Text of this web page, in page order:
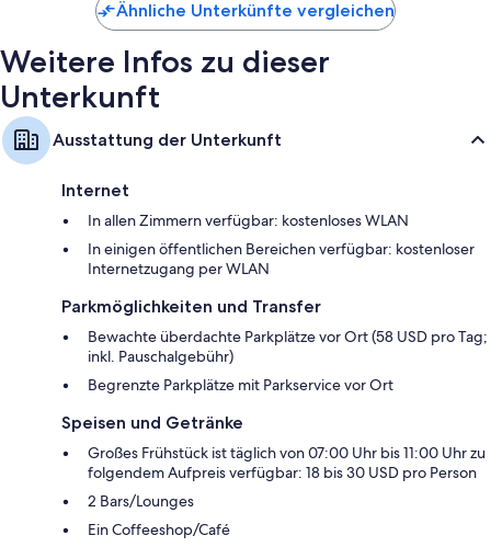
Ähnliche Unterkünfte vergleichen
Weitere Infos zu dieser
Unterkunft
Ausstattung der Unterkunft
Internet
In allen Zimmern verfügbar: kostenloses WLAN
In einigen öffentlichen Bereichen verfügbar: kostenloser
Internetzugang per WLAN
Parkmöglichkeiten und Transfer
Bewachte überdachte Parkplätze vor Ort (58 USD pro Tag;
inkl. Pauschalgebühr)
Begrenzte Parkplätze mit Parkservice vor Ort
Speisen und Getränke
Großes Frühstück ist täglich von 07:00 Uhr bis 11:00 Uhr zu
folgendem Aufpreis verfügbar: 18 bis 30 USD pro Person
2 Bars/Lounges
Ein Coffeeshop/Café